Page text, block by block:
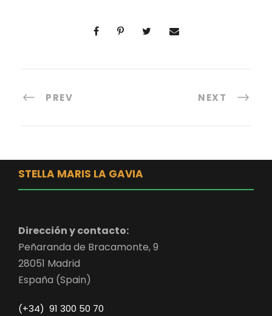
PREV NEXT
STELLA MARIS LA GAVIA
Dirección y contacto:
Peñaranda de Bracamonte, 9
28051 Madrid
España (Spain)
(+34) 91 300 50 70